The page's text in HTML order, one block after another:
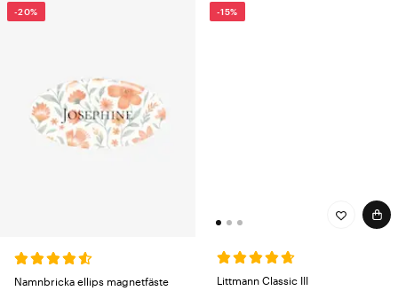
-20%
Namnbricka ellips magnetfäste
-15%
Littmann Classic III